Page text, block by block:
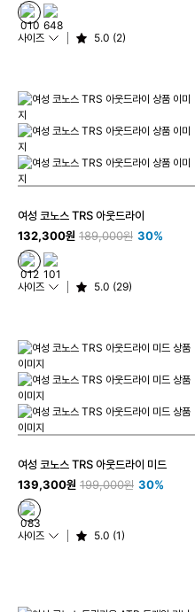
사이즈 5.0 (2)
여성 코노스 TRS 아웃드라이
132,300원 189,000원 30%
사이즈 5.0 (29)
여성 코노스 TRS 아웃드라이 미드
139,300원 199,000원 30%
사이즈 5.0 (1)